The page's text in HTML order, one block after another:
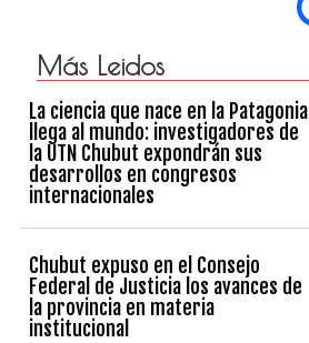
Más Leidos
La ciencia que nace en la Patagonia
llega al mundo: investigadores de
la UTN Chubut expondrán sus
desarrollos en congresos
internacionales
Chubut expuso en el Consejo
Federal de Justicia los avances de
la provincia en materia
institucional